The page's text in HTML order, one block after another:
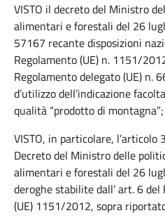
VISTO il decreto del Ministro
alimentari e forestali del 26
57167 recante disposizioni
Regolamento (UE) n. 1151/
Regolamento delegato (UE) n.
d’utilizzo dell’indicazione
qualità “prodotto di montagna”;
VISTO, in particolare, l’articolo
Decreto del Ministro delle
alimentari e forestali del 26
deroghe stabilite dall’ art. 6 del
(UE) 1151/2012, sopra